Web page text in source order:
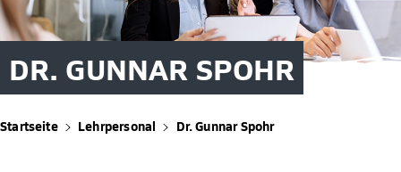
DR. GUNNAR SPOHR
Startseite Lehrpersonal Dr. Gunnar Spohr